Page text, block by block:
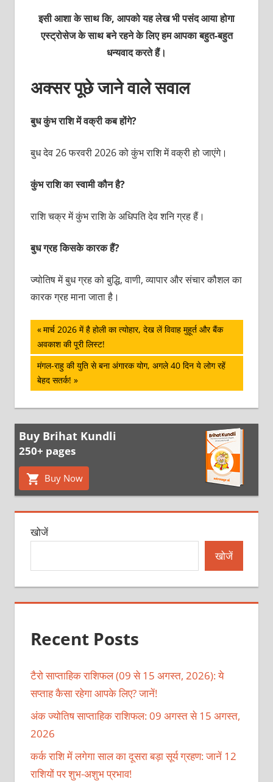
इसी आशा के साथ कि, आपको यह लेख भी पसंद आया होगा
एस्ट्रोसेज के साथ बने रहने के लिए हम आपका बहुत-बहुत
धन्यवाद करते हैं।
अक्सर पूछे जाने वाले सवाल
बुध कुंभ राशि में वक्री कब होंगे?
बुध देव 26 फरवरी 2026 को कुंभ राशि में वक्री हो जाएंगे।
कुंभ राशि का स्वामी कौन है?
राशि चक्र में कुंभ राशि के अधिपति देव शनि ग्रह हैं।
बुध ग्रह किसके कारक हैं?
ज्योतिष में बुध ग्रह को बुद्धि, वाणी, व्यापार और संचार कौशल का
कारक ग्रह माना जाता है।
पोस्ट
नेविगेशन
Previous
Post:
मार्च 2026 में है होली का त्‍योहार, देख लें विवाह मुहूर्त और बैंक
अवकाश की पूरी लिस्‍ट!
Next
Post:
मंगल-राहु की युति से बना अंगारक योग, अगले 40 दिन ये लोग रहें
बेहद सतर्क!
Buy Brihat Kundli
250+ pages
Buy Now
खोजें
खोजें
Recent Posts
टैरो साप्ताहिक राशिफल (09 से 15 अगस्त, 2026): ये
सप्ताह कैसा रहेगा आपके लिए? जानें!
अंक ज्योतिष साप्ताहिक राशिफल: 09 अगस्त से 15 अगस्त,
2026
कर्क राशि में लगेगा साल का दूसरा बड़ा सूर्य ग्रहण: जानें 12
राशियों पर शुभ-अशुभ प्रभाव!